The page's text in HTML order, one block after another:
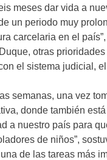
meses dar vida a
un periodo muy
carcelaria en el
otras
el sistema judicial,
semanas, una vez
donde también
a nuestro país para
de niños”,
de las tareas más